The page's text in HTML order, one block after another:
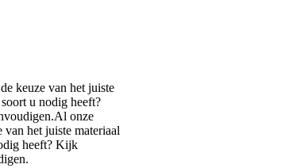
keuze van het juiste
u nodig heeft?
onze
het juiste materiaal
heeft? Kijk